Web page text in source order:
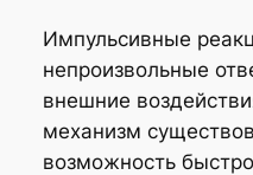
Импульсивные
непроизвольные
внешние
механизм
возможность